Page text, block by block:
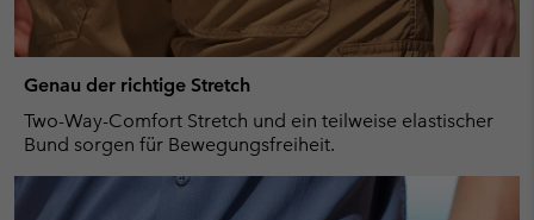
Genau der richtige Stretch
Two-Way-Comfort Stretch und ein teilweise elastischer
Bund sorgen für Bewegungsfreiheit.